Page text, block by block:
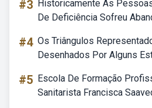
#3 Historicamente As
De Deficiência Sofreu
#4 Os Triângulos
Desenhados Por Alguns
#5 Escola De Formação
Sanitarista Francisca